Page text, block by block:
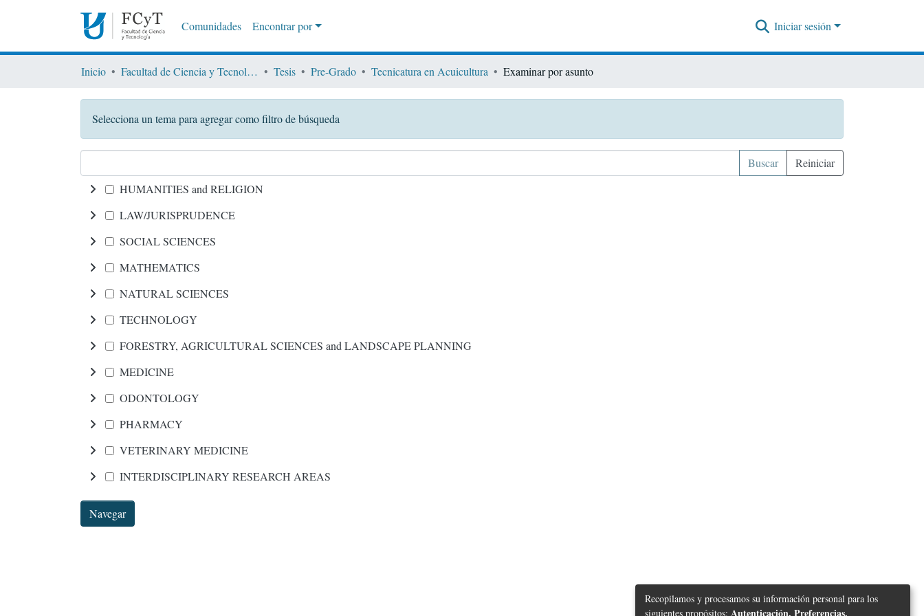
Comunidades Encontrar por Iniciar sesión
Inicio Facultad de Ciencia y Tecnología Tesis Pre-Grado Tecnicatura en Acuicultura Examinar por asunto
Selecciona un tema para agregar como filtro de búsqueda
Buscar
Reiniciar
HUMANITIES and RELIGION
LAW/JURISPRUDENCE
SOCIAL SCIENCES
MATHEMATICS
NATURAL SCIENCES
TECHNOLOGY
FORESTRY, AGRICULTURAL SCIENCES and LANDSCAPE PLANNING
MEDICINE
ODONTOLOGY
PHARMACY
VETERINARY MEDICINE
INTERDISCIPLINARY RESEARCH AREAS
Navegar
Recopilamos y procesamos su información personal para los
siguientes propósitos: Autenticación, Preferencias,